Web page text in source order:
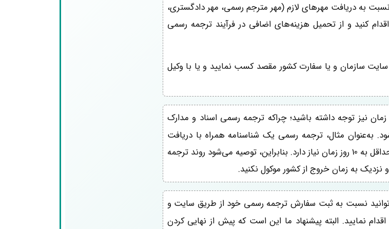
نسبت به دریافت مهرهای لازم (مهر مترجم رسمی، مهر دادگستری،
کنید و از تحمیل هزینه‌های اضافی در فرآیند ترجمه رسمی
سایت سازمان و یا سفارت کشور مقصد کسب نمایید و یا با وکیل
نیز توجه داشته باشید؛ چراکه ترجمه رسمی اسناد و مدارک
به‌عنوان مثال، ترجمه رسمی یک شناسنامه همراه با دریافت
تأییدات لازم تا مرحله مهر کنسولگری، حداقل به 10 روز زمان نیاز دارد. بنابراین، توصیه می‌شود روند ترجمه
نزدیک به زمان خروج از کشور موکول نکنید.
نسبت به ثبت سفارش ترجمه رسمی خود از طریق سایت و
نمایید. البته پیشنهاد ما این است که پیش از نهایی کردن